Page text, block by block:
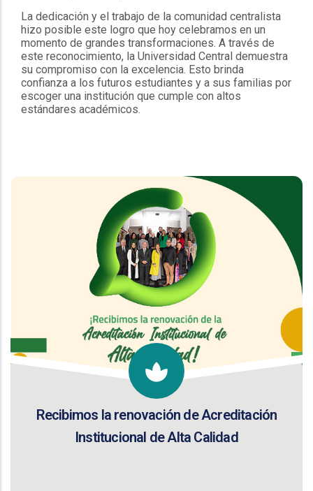
La dedicación y el trabajo de la comunidad centralista
hizo posible este logro que hoy celebramos en un
momento de grandes transformaciones. A través de
este reconocimiento, la Universidad Central demuestra
su compromiso con la excelencia. Esto brinda
confianza a los futuros estudiantes y a sus familias por
escoger una institución que cumple con altos
estándares académicos.
Recibimos la renovación de Acreditación
Institucional de Alta Calidad